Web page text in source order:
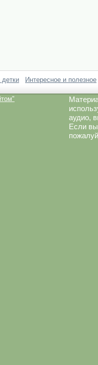
Интересное и полезное
аудио,
Если вы